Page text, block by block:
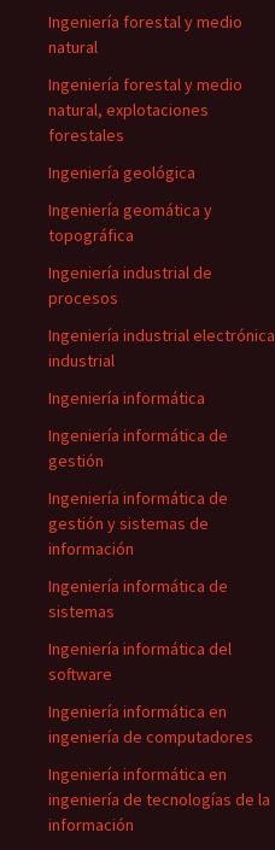
Ingeniería forestal y medio
natural
Ingeniería forestal y medio
natural, explotaciones
forestales
Ingeniería geológica
Ingeniería geomática y
topográfica
Ingeniería industrial de
procesos
Ingeniería industrial electrónica
industrial
Ingeniería informática
Ingeniería informática de
gestión
Ingeniería informática de
gestión y sistemas de
información
Ingeniería informática de
sistemas
Ingeniería informática del
software
Ingeniería informática en
ingeniería de computadores
Ingeniería informática en
ingeniería de tecnologías de la
información